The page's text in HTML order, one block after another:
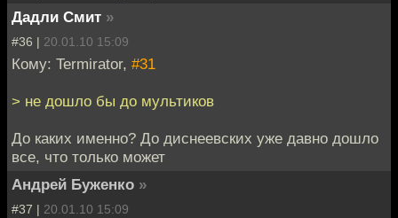
Дадли Смит »
#36 | 20.01.10 15:09
Кому: Termirator, #31
> не дошло бы до мультиков
До каких именно? До диснеевских уже давно дошло
все, что только может
Андрей Буженко »
#37 | 20.01.10 15:09